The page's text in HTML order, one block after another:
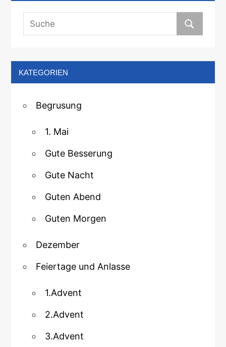
KATEGORIEN
Begrusung
1. Mai
Gute Besserung
Gute Nacht
Guten Abend
Guten Morgen
Dezember
Feiertage und Anlasse
1.Advent
2.Advent
3.Advent